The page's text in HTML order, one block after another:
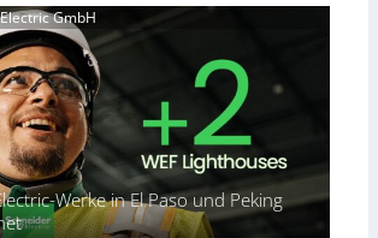
GmbH
Werke in El Paso und Peking